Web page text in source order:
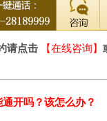
请点击【在线咨询】
开吗？该怎么办？